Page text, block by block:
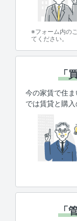
※フォーム内の
てください。
「
今の家賃で住
では賃貸と購入
「